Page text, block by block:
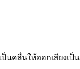
นคลื่นให้ออกเสียงเป็น